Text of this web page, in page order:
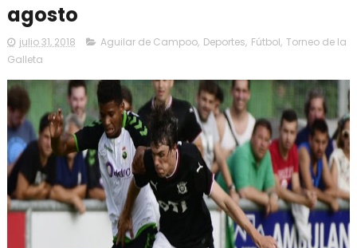
agosto
julio 31, 2018 Aguilar de Campoo, Deportes, Fútbol, Torneo de la
Galleta